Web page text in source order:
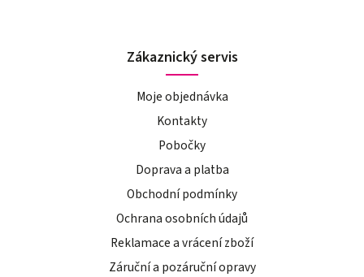
Zákaznický servis
Moje objednávka
Kontakty
Pobočky
Doprava a platba
Obchodní podmínky
Ochrana osobních údajů
Reklamace a vrácení zboží
Záruční a pozáruční opravy